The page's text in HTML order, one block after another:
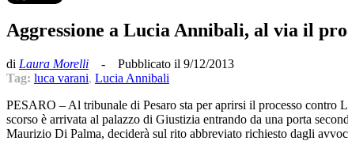
Aggressione a Lucia Annibali, al via il
di Laura Morelli - Pubblicato il 9/12/2013
Tag: luca varani, Lucia Annibali
PESARO – Al tribunale di Pesaro sta per aprirsi il processo contro
scorso è arrivata al palazzo di Giustizia entrando da una porta
Maurizio Di Palma, deciderà sul rito abbreviato richiesto dagli